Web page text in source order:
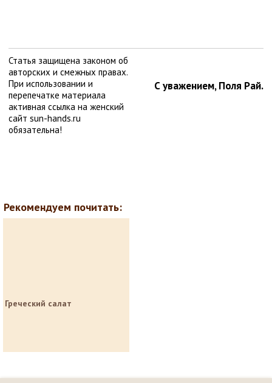
Статья защищена законом об
авторских и смежных правах.
При использовании и
перепечатке материала
активная ссылка на женский
сайт sun-hands.ru
обязательна!
С уважением, Поля Рай.
Рекомендуем почитать:
Греческий салат